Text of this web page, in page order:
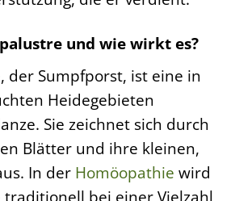
und wie wirkt es?
der Sumpfporst, ist eine in
Heidegebieten
Sie zeichnet sich durch
Blätter und ihre kleinen,
In der Homöopathie wird
bei einer Vielzahl